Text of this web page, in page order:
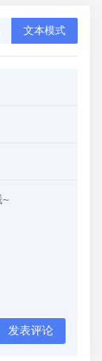
文本模式
发表评论